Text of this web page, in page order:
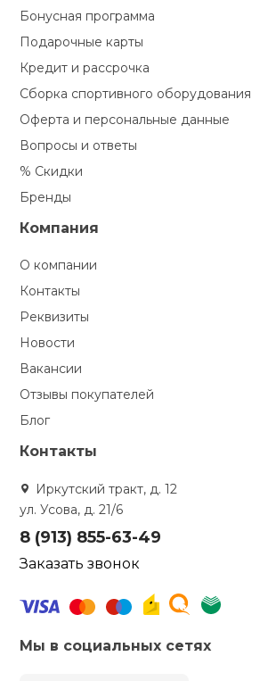
Бонусная программа
Подарочные карты
Кредит и рассрочка
Сборка спортивного оборудования
Оферта и персональные данные
Вопросы и ответы
% Скидки
Бренды
Компания
О компании
Контакты
Реквизиты
Новости
Вакансии
Отзывы покупателей
Блог
Контакты
Иркутский тракт, д. 12
ул. Усова, д. 21/6
8 (913) 855-63-49
Заказать звонок
Мы в социальных сетях